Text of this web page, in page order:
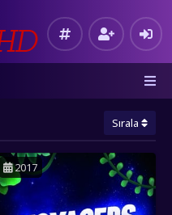
Sırala
2017